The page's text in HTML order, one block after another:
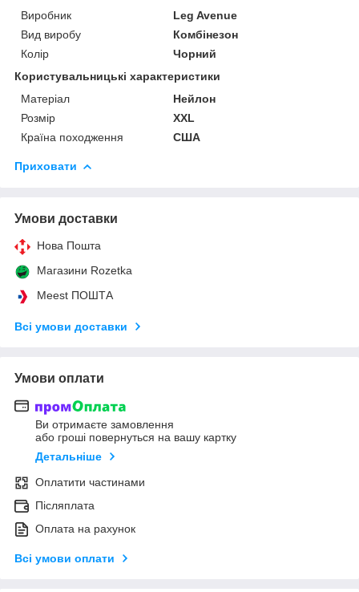
Виробник
Leg Avenue
Вид виробу
Комбінезон
Колір
Чорний
Користувальницькі характеристики
Матеріал
Нейлон
Розмір
ХХL
Країна походження
США
Приховати
Умови доставки
Нова Пошта
Магазини Rozetka
Meest ПОШТА
Всі умови доставки
Умови оплати
Ви отримаєте замовлення
або гроші повернуться на вашу картку
Детальніше
Оплатити частинами
Післяплата
Оплата на рахунок
Всі умови оплати